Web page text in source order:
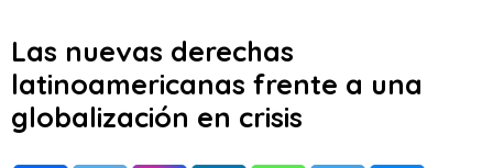
Las nuevas derechas
latinoamericanas frente a una
globalización en crisis